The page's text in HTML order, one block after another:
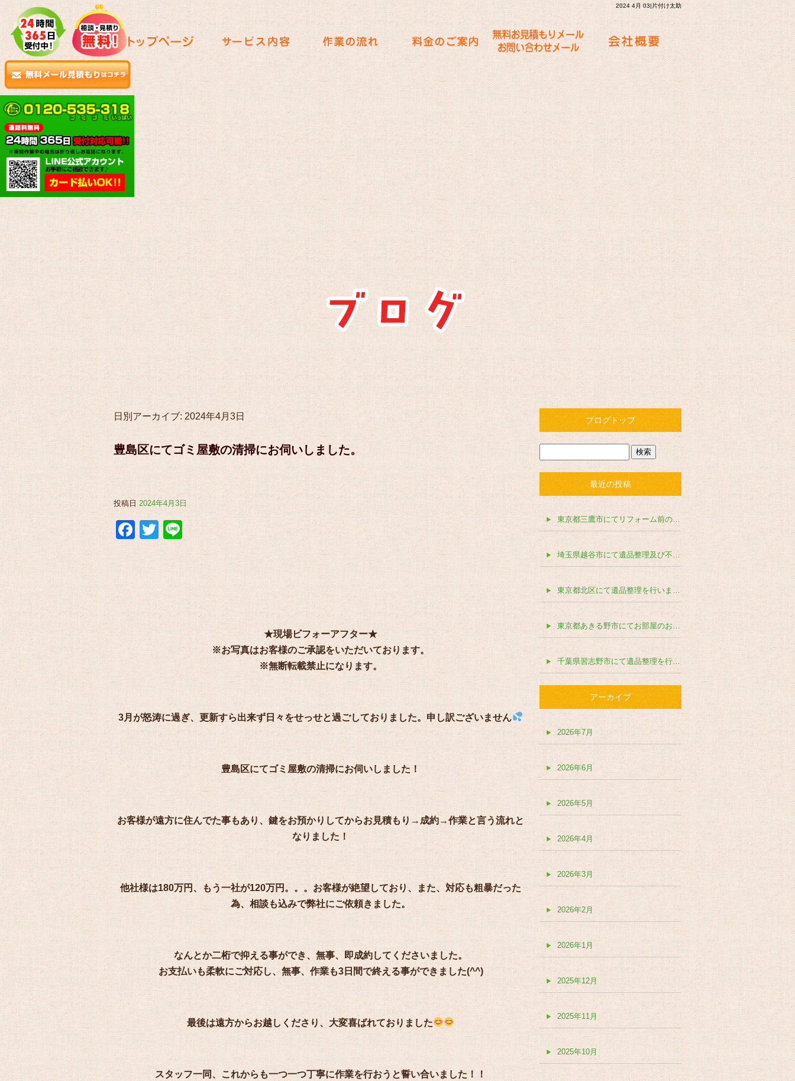
2024 4月 03|片付け太助
日別アーカイブ: 2024年4月3日
豊島区にてゴミ屋敷の清掃にお伺いしました。
投稿日 2024年4月3日
Facebook
Twitter
Line
★現場ビフォーアフター★
※お写真はお客様のご承認をいただいております。
※無断転載禁止になります。
3月が怒涛に過ぎ、更新すら出来ず日々をせっせと過ごしておりました。申し訳ございません
豊島区にてゴミ屋敷の清掃にお伺いしました！
お客様が遠方に住んでた事もあり、鍵をお預かりしてからお見積もり→成約→作業と言う流れと
なりました！
他社様は180万円、もう一社が120万円。。。お客様が絶望しており、また、対応も粗暴だった
為、相談も込みで弊社にご依頼きました。
なんとか二桁で抑える事ができ、無事、即成約してくださいました。
お支払いも柔軟にご対応し、無事、作業も3日間で終える事ができました(^^)
最後は遠方からお越しくださり、大変喜ばれておりました
スタッフ一同、これからも一つ一つ丁寧に作業を行おうと誓い合いました！！
ブログトップ
最近の投稿
東京都三鷹市にてリフォーム前の不用品撤去を行いました。
埼玉県越谷市にて遺品整理及び不動産売却前のお片付けを行いました。
東京都北区にて遺品整理を行いました。
東京都あきる野市にてお部屋のお片付けを行いました。
千葉県習志野市にて遺品整理を行いました。
アーカイブ
2026年7月
2026年6月
2026年5月
2026年4月
2026年3月
2026年2月
2026年1月
2025年12月
2025年11月
2025年10月